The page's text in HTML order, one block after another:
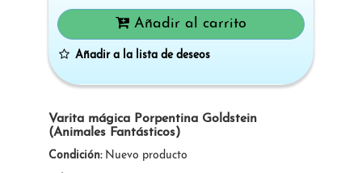
Varita mágica Porpentina Goldstein
(Animales Fantásticos)
Condición: Nuevo producto
Añadir al carrito
Añadir a la lista de deseos